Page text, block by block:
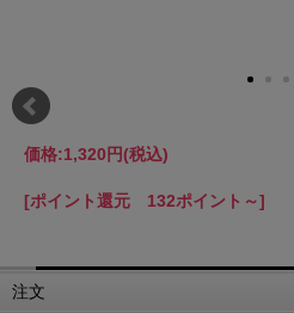
価格:1,320円(税込)
[ポイント還元 132ポイント～]
注文